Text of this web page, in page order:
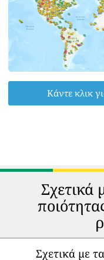
Κάντε κλικ
Σχετικά
Σχετικά με